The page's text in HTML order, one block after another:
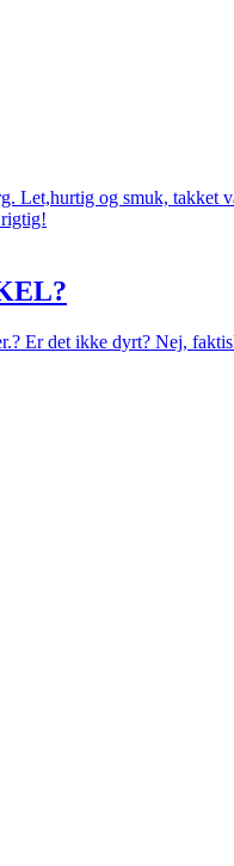
Let,hurtig og smuk,
rigtig!
Er det ikke dyrt? Nej,